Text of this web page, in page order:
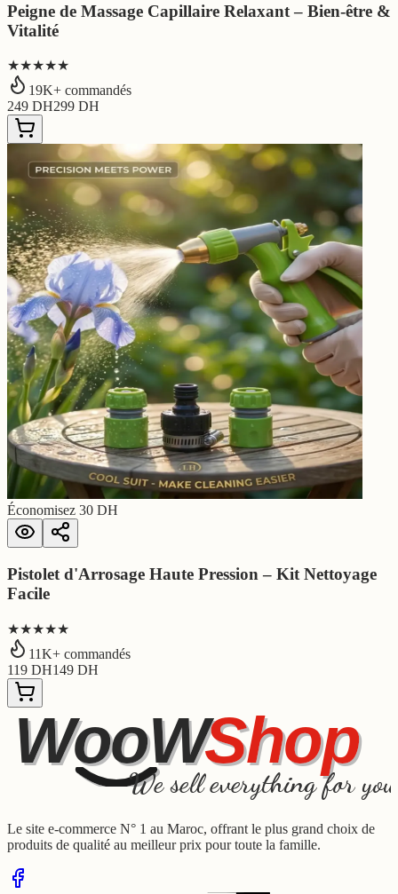
Peigne de Massage Capillaire Relaxant – Bien-être &
Vitalité
★★★★★
19K+ commandés
249 DH299 DH
Économisez 30 DH
Pistolet d'Arrosage Haute Pression – Kit Nettoyage
Facile
★★★★★
11K+ commandés
119 DH149 DH
WooWShop
We sell everything for you
Le site e-commerce N° 1 au Maroc, offrant le plus grand choix de
produits de qualité au meilleur prix pour toute la famille.